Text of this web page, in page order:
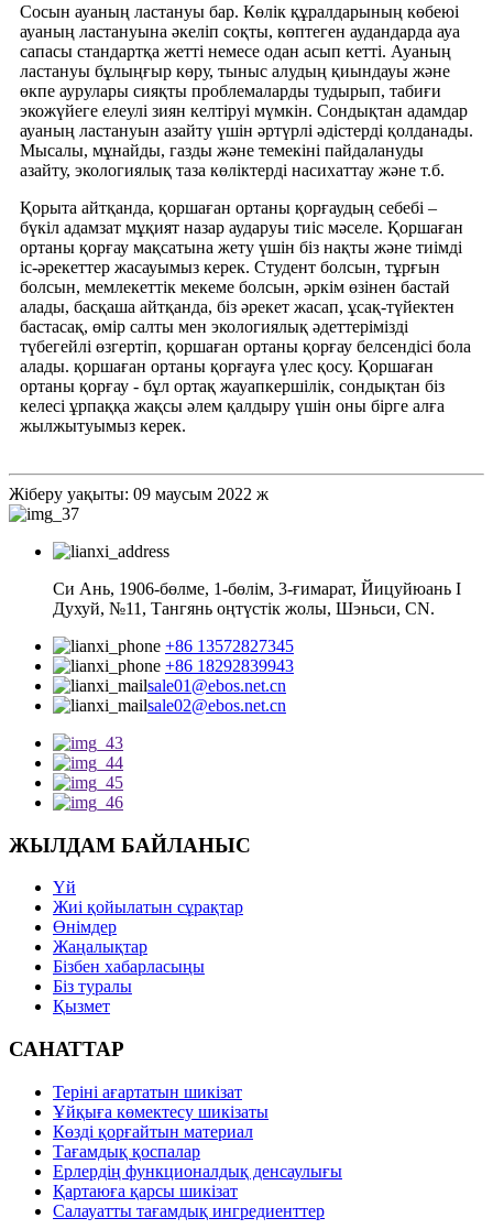
Сосын ауаның ластануы бар. Көлік құралдарының көбеюі
ауаның ластануына әкеліп соқты, көптеген аудандарда ауа
сапасы стандартқа жетті немесе одан асып кетті. Ауаның
ластануы бұлыңғыр көру, тыныс алудың қиындауы және
өкпе аурулары сияқты проблемаларды тудырып, табиғи
экожүйеге елеулі зиян келтіруі мүмкін. Сондықтан адамдар
ауаның ластануын азайту үшін әртүрлі әдістерді қолданады.
Мысалы, мұнайды, газды және темекіні пайдалануды
азайту, экологиялық таза көліктерді насихаттау және т.б.
Қорыта айтқанда, қоршаған ортаны қорғаудың себебі –
бүкіл адамзат мұқият назар аударуы тиіс мәселе. Қоршаған
ортаны қорғау мақсатына жету үшін біз нақты және тиімді
іс-әрекеттер жасауымыз керек. Студент болсын, тұрғын
болсын, мемлекеттік мекеме болсын, әркім өзінен бастай
алады, басқаша айтқанда, біз әрекет жасап, ұсақ-түйектен
бастасақ, өмір салты мен экологиялық әдеттерімізді
түбегейлі өзгертіп, қоршаған ортаны қорғау белсендісі бола
алады. қоршаған ортаны қорғауға үлес қосу. Қоршаған
ортаны қорғау - бұл ортақ жауапкершілік, сондықтан біз
келесі ұрпаққа жақсы әлем қалдыру үшін оны бірге алға
жылжытуымыз керек.
Жіберу уақыты: 09 маусым 2022 ж
Си Ань, 1906-бөлме, 1-бөлім, 3-ғимарат, Йицуйюань I
Духуй, №11, Тангянь оңтүстік жолы, Шэньси, CN.
+86 13572827345
+86 18292839943
sale01@ebos.net.cn
sale02@ebos.net.cn
ЖЫЛДАМ БАЙЛАНЫС
Үй
Жиі қойылатын сұрақтар
Өнімдер
Жаңалықтар
Бізбен хабарласыңы
Біз туралы
Қызмет
САНАТТАР
Теріні ағартатын шикізат
Ұйқыға көмектесу шикізаты
Көзді қорғайтын материал
Тағамдық қоспалар
Ерлердің функционалдық денсаулығы
Қартаюға қарсы шикізат
Салауатты тағамдық ингредиенттер